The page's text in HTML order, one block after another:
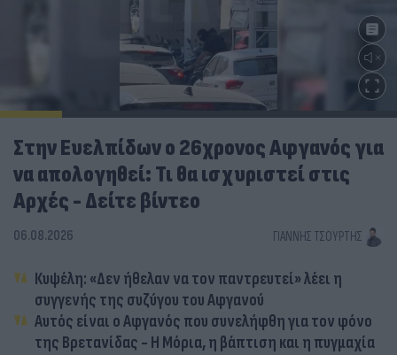
Στην Ευελπίδων ο 26χρονος Αφγανός για
να απολογηθεί: Τι θα ισχυριστεί στις
Αρχές - Δείτε βίντεο
06.08.2026 ΓΙΆΝΝΗΣ ΤΣΟΎΡΤΗΣ
Κυψέλη: «Δεν ήθελαν να τον παντρευτεί» λέει η
συγγενής της συζύγου του Αφγανού
Αυτός είναι ο Αφγανός που συνελήφθη για τον φόνο
της Βρετανίδας - Η Μόρια, η βάπτιση και η πυγμαχία